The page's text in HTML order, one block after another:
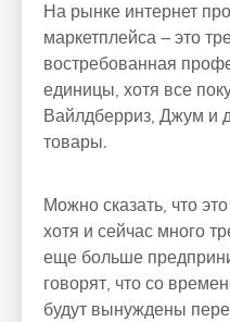
На рынке интернет
маркетплейса – это
востребованная
единицы, хотя все
Вайлдберриз, Джум и
товары.
Можно сказать, что
хотя и сейчас много
еще больше
говорят, что со
будут вынуждены